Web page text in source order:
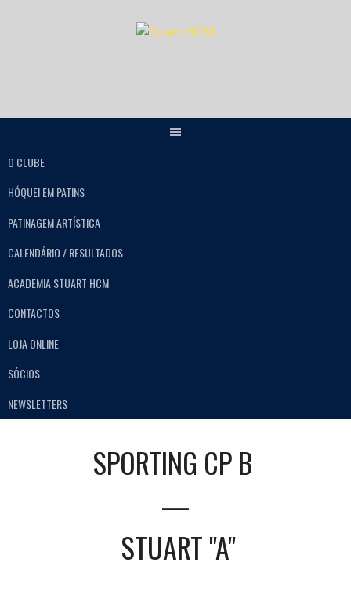
O CLUBE
HÓQUEI EM PATINS
PATINAGEM ARTÍSTICA
CALENDÁRIO / RESULTADOS
ACADEMIA STUART HCM
CONTACTOS
LOJA ONLINE
SÓCIOS
NEWSLETTERS
SPORTING CP B
—
STUART "A"